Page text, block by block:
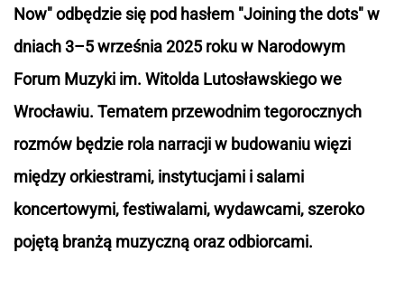
Now" odbędzie się pod hasłem "Joining the dots" w
dniach 3–5 września 2025 roku w Narodowym
Forum Muzyki im. Witolda Lutosławskiego we
Wrocławiu. Tematem przewodnim tegorocznych
rozmów będzie rola narracji w budowaniu więzi
między orkiestrami, instytucjami i salami
koncertowymi, festiwalami, wydawcami, szeroko
pojętą branżą muzyczną oraz odbiorcami.